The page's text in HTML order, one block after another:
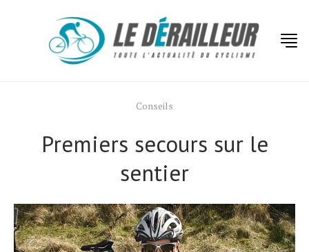
Conseils
Premiers secours sur le
sentier